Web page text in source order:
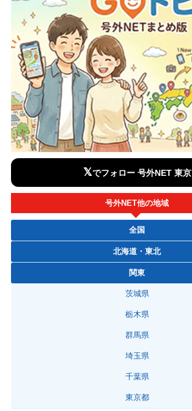
𝕏でフォロー 号外NET 東京
号外NET他の地域
全国
北海道・東北
関東
茨城県
栃木県
群馬県
埼玉県
千葉県
東京都